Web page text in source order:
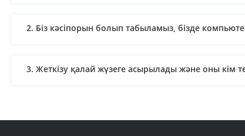
2. Біз кәсіпорын болып табыламыз, бізде
3. Жеткізу қалай жүзеге асырылады және оны кім
тұлға атына ашылған банктік картаны